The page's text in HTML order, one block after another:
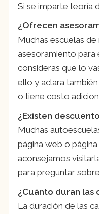
Si se imparte teoría
¿Ofrecen
Muchas escuelas
asesoramiento para
consideras que lo
ello y aclara
o tiene costo
¿Existen
Muchas
página web o
aconsejamos
para preguntar
¿Cuánto duran las
La duración de las